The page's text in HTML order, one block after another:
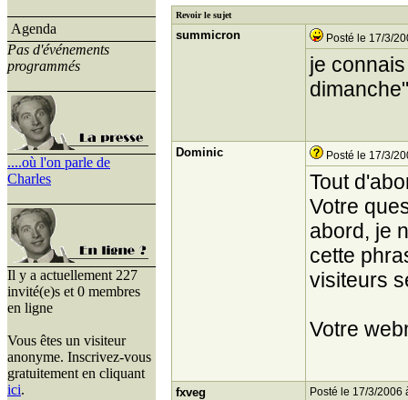
Agenda
Pas d'événements
programmés
....où l'on parle de
Charles
Il y a actuellement 227
invité(e)s et 0 membres
en ligne
Vous êtes un visiteur
anonyme. Inscrivez-vous
gratuitement en cliquant
ici.
Revoir le sujet
summicron Posté le 17/3/
je
dimanche"
Dominic Posté le 17/3/
Tout
Votre
abord, je
cette
visiteurs
Votre
fxveg Posté le 17/3/2006